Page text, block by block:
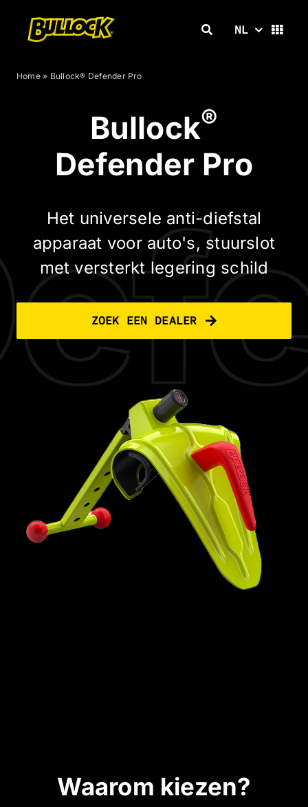
content
NL
Home» Bullock® Defender Pro
Bullock®
Defender Pro
Het universele anti-diefstal
apparaat voor auto's, stuurslot
met versterkt legering schild
ZOEK EEN DEALER
Waarom kiezen?